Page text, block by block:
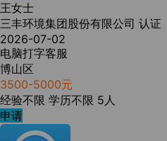
王女士
三丰环境集团股份有限公司 认证
2026-07-02
电脑打字客服
博山区
3500-5000元
经验不限 学历不限 5人
申请